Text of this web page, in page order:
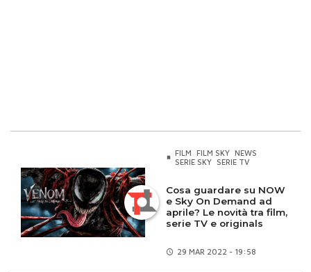
FILM FILM SKY NEWS
SERIE SKY SERIE TV
Cosa guardare su NOW
e Sky On Demand ad
aprile? Le novità tra film,
serie TV e originals
29 MAR 2022 - 19:58